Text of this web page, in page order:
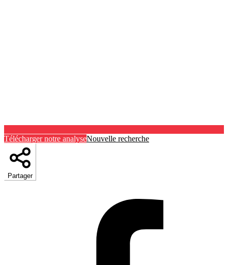
Télécharger notre analyseNouvelle recherche
Partager